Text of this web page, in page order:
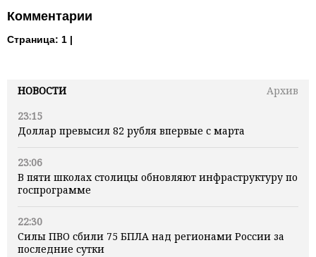
НОВОСТИ
Архив
23:15
Доллар превысил 82 рубля впервые с марта
23:06
В пяти школах столицы обновляют инфраструктуру по
госпрограмме
22:30
Силы ПВО сбили 75 БПЛА над регионами России за
последние сутки
Комментарии
Страница: 1 |